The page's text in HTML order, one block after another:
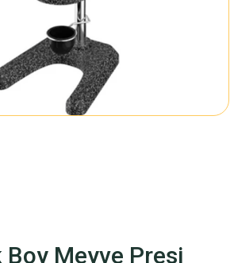
Boy Meyve Presi
Fincan Takımı